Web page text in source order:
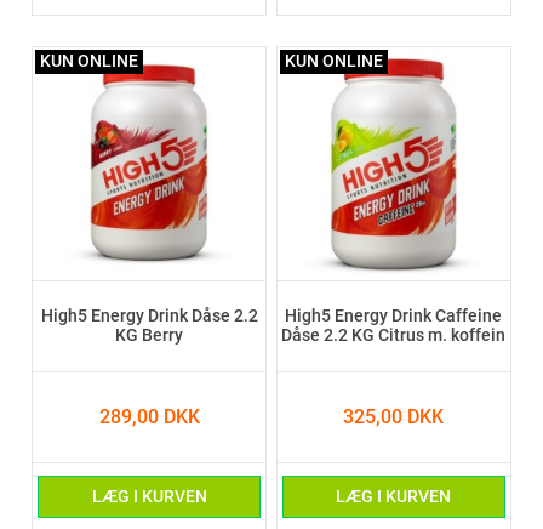
High5 Energy Drink Dåse 2.2
KG Berry
289,00 DKK
LÆG I KURVEN
KUN ONLINE
High5 Energy Drink Caffeine
Dåse 2.2 KG Citrus m. koffein
325,00 DKK
LÆG I KURVEN
KUN ONLINE